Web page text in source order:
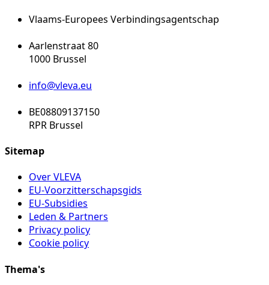
Vlaams-Europees Verbindingsagentschap
Aarlenstraat 80
1000 Brussel
info@vleva.eu
BE08809137150
RPR Brussel
Sitemap
Over VLEVA
EU-Voorzitterschapsgids
EU-Subsidies
Leden & Partners
Privacy policy
Cookie policy
Thema's